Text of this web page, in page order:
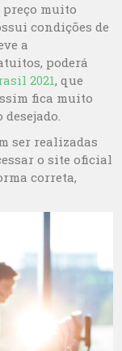
preço muito
condições de
a
poderá
2021, que
fica muito
ser realizadas
o site oficial
correta,